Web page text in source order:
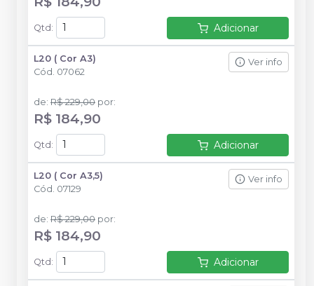
Qtd : Adicionar
L20 ( Cor A3)
Cód. 07062
Ver info
de: R$ 229,00 por:
R$ 184,90
Qtd : Adicionar
L20 ( Cor A3,5)
Cód. 07129
Ver info
de: R$ 229,00 por:
R$ 184,90
Qtd : Adicionar